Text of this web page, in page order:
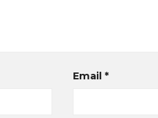
Email *